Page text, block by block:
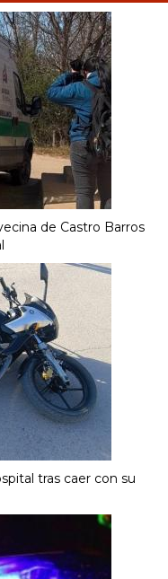
de Castro Barros
tras caer con su